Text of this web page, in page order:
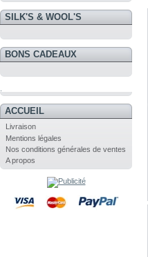
SILK'S & WOOL'S
BONS CADEAUX
ACCUEIL
Livraison
Mentions légales
Nos conditions générales de ventes
A propos